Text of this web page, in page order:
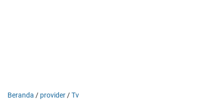
Beranda / provider /Tv